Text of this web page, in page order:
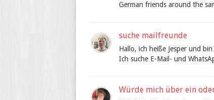
German friends around the
suche mailfreunde
Hallo, ich heiße Jesper und
Ich suche E-Mail- und
Würde mich über ein